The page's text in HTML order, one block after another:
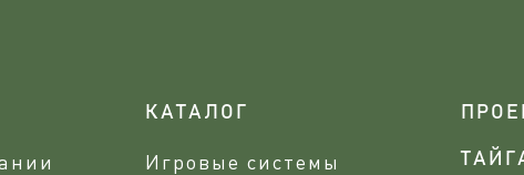
КАТАЛОГ
Игровые системы